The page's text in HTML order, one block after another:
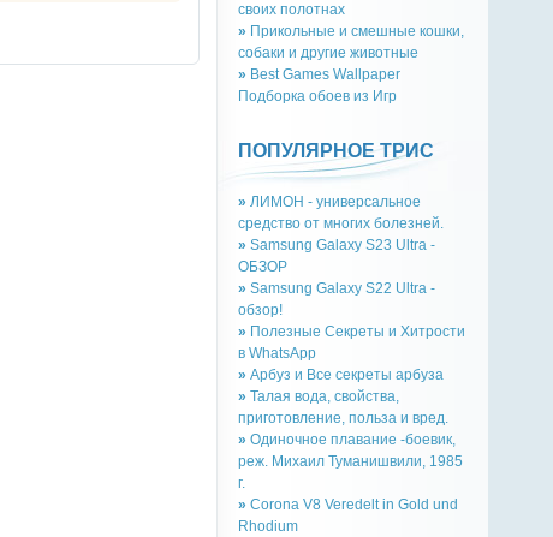
своих полотнах
» Прикольные и смешные кошки,
собаки и другие животные
» Best Games Wallpaper
Подборка обоев из Игр
ПОПУЛЯРНОЕ ТРИС
» ЛИМОН - универсальное
средство от многих болезней.
» Samsung Galaxy S23 Ultra -
ОБЗОР
» Samsung Galaxy S22 Ultra -
обзор!
» Полезные Секреты и Хитрости
в WhatsApp
» Арбуз и Все секреты арбуза
» Талая вода, свойства,
приготовление, польза и вред.
» Одиночное плавание -боевик,
реж. Михаил Туманишвили, 1985
г.
» Corona V8 Veredelt in Gold und
Rhodium